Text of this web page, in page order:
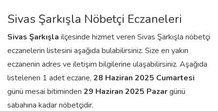
Sivas Şarkışla Nöbetçi Eczaneleri
Sivas Şarkışla ilçesinde hizmet veren Sivas Şarkışla nöbetçi
eczanelerin listesini aşağıda bulabilirsiniz. Size en yakın
eczanenin adres ve iletişim bilgilerine ulaşabilirsiniz. Aşağıda
listelenen 1 adet eczane, 28 Haziran 2025 Cumartesi
günü mesai bitiminden 29 Haziran 2025 Pazargünü
sabahına kadar nöbetçidir.